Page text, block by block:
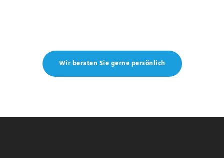
Wir beraten Sie gerne persönlich